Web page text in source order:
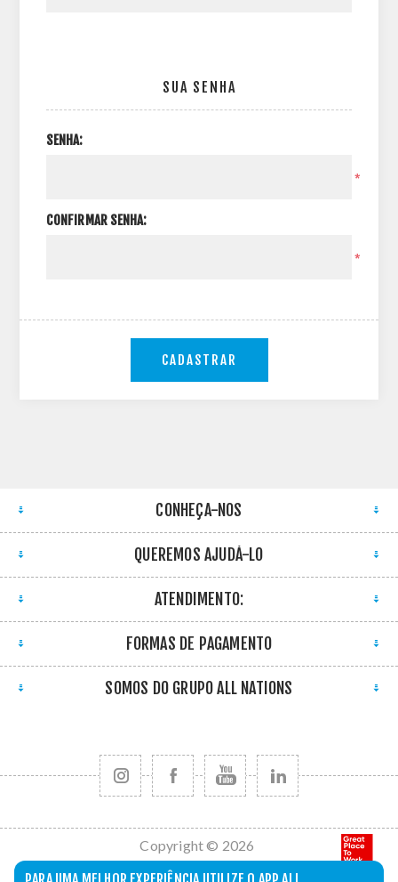
SUA SENHA
SENHA:
*
CONFIRMAR SENHA:
*
CADASTRAR
CONHEÇA-NOS
QUEREMOS AJUDÁ-LO
ATENDIMENTO:
FORMAS DE PAGAMENTO
SOMOS DO GRUPO ALL NATIONS
Copyright © 2026
All Nations. Todos